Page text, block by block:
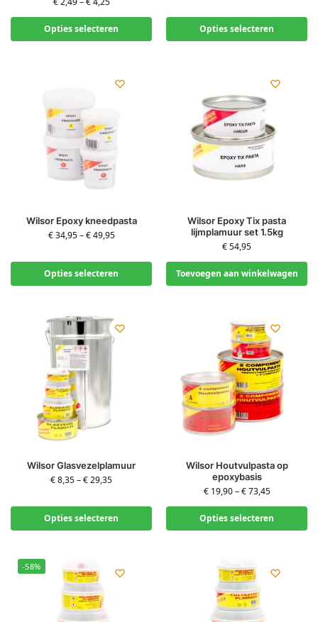
Opties selecteren Opties selecteren
Wilsor Epoxy kneedpasta
€34,95–€49,95
Opties selecteren
Wilsor Epoxy Tix pasta
lijmplamuur set 1.5kg
€54,95
Toevoegen aan winkelwagen
Wilsor Glasvezelplamuur
€8,35–€29,35
Opties selecteren
Wilsor Houtvulpasta op
epoxybasis
€19,90–€73,45
Opties selecteren
-58%